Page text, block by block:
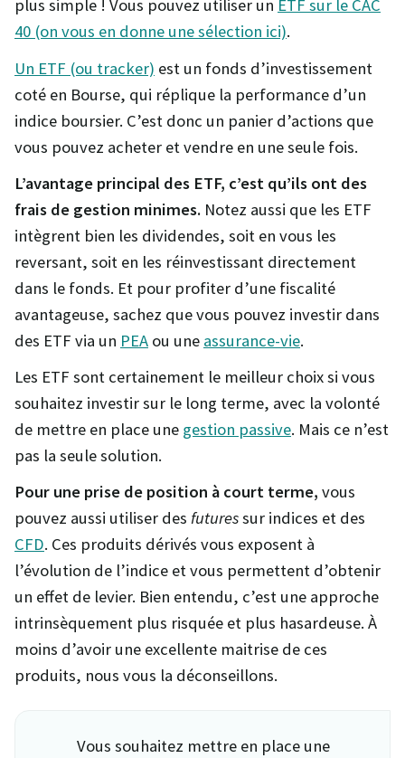
plus simple ! Vous pouvez utiliser un ETF sur le CAC
40 (on vous en donne une sélection ici).
Un ETF (ou tracker) est un fonds d’investissement
coté en Bourse, qui réplique la performance d’un
indice boursier. C’est donc un panier d’actions que
vous pouvez acheter et vendre en une seule fois.
L’avantage principal des ETF, c’est qu’ils ont des
frais de gestion minimes. Notez aussi que les ETF
intègrent bien les dividendes, soit en vous les
reversant, soit en les réinvestissant directement
dans le fonds. Et pour profiter d’une fiscalité
avantageuse, sachez que vous pouvez investir dans
des ETF via un PEA ou une assurance-vie.
Les ETF sont certainement le meilleur choix si vous
souhaitez investir sur le long terme, avec la volonté
de mettre en place une gestion passive. Mais ce n’est
pas la seule solution.
Pour une prise de position à court terme, vous
pouvez aussi utiliser des futuressur indices et des
CFD. Ces produits dérivés vous exposent à
l’évolution de l’indice et vous permettent d’obtenir
un effet de levier. Bien entendu, c’est une approche
intrinsèquement plus risquée et plus hasardeuse. À
moins d’avoir une excellente maitrise de ces
produits, nous vous la déconseillons.
Vous souhaitez mettre en place une